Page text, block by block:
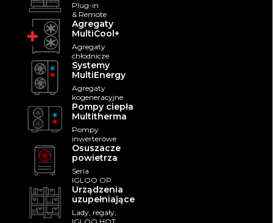
Plug-in
& Remote
Agregaty
MultiCool+
Agregaty
chłodnicze
Systemy
MultiEnergy
Agregaty
kogeneracyjne
Pompy ciepła
Multitherma
Pompy
inwerterowe
Osuszacze
powietrza
Seria
IGLOO OP
Urządzenia
uzupełniające
Lady, regały,